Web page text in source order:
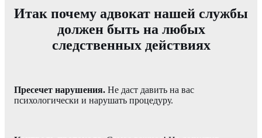
Итак почему адвокат нашей службы
должен быть на любых
следственных действиях
Пресечет нарушения. Не даст давить на вас
психологически и нарушать процедуру.